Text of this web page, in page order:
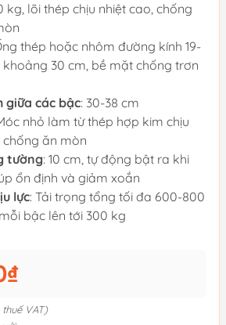
kg, lõi thép chịu nhiệt cao, chống
thép hoặc nhôm đường kính 19-
khoảng 30 cm, bề mặt chống trơn
giữa các bậc: 30-38 cm
nhỏ làm từ thép hợp kim chịu
chống ăn mòn
tường: 10 cm, tự động bật ra khi
ổn định và giảm xoắn
lực: Tải trọng tổng tối đa 600-800
bậc lên tới 300 kg
VAT)